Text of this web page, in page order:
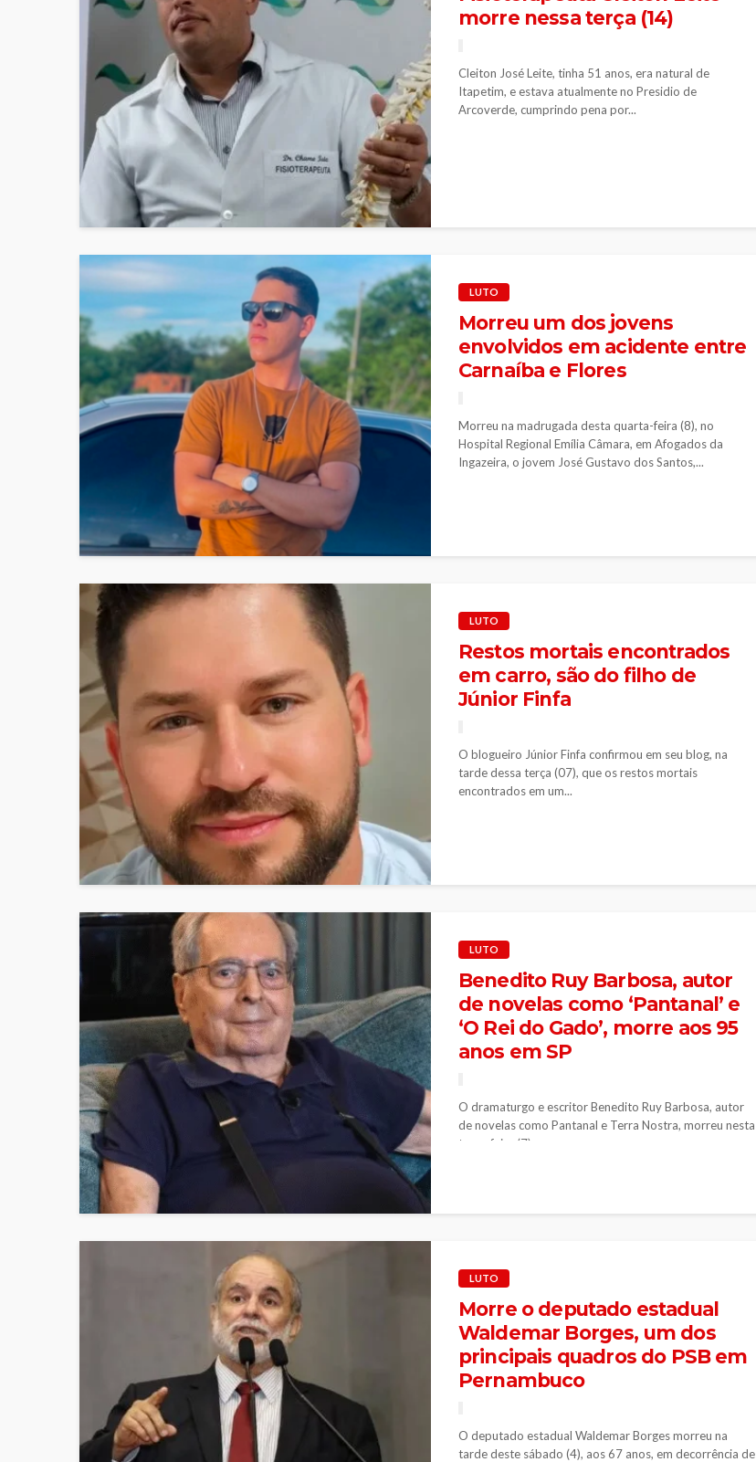
morre nessa terça (14)
Cleiton José Leite, tinha 51 anos, era natural de
Itapetim, e estava atualmente no Presidio de
Arcoverde, cumprindo pena por...
LUTO
Morreu um dos jovens
envolvidos em acidente entre
Carnaíba e Flores
Morreu na madrugada desta quarta-feira (8), no
Hospital Regional Emília Câmara, em Afogados da
Ingazeira, o jovem José Gustavo dos Santos,...
LUTO
Restos mortais encontrados
em carro, são do filho de
Júnior Finfa
O blogueiro Júnior Finfa confirmou em seu blog, na
tarde dessa terça (07), que os restos mortais
encontrados em um...
LUTO
Benedito Ruy Barbosa, autor
de novelas como ‘Pantanal’ e
‘O Rei do Gado’, morre aos 95
anos em SP
O dramaturgo e escritor Benedito Ruy Barbosa, autor
de novelas como Pantanal e Terra Nostra, morreu nesta
terça-feira (7) na...
LUTO
Morre o deputado estadual
Waldemar Borges, um dos
principais quadros do PSB em
Pernambuco
O deputado estadual Waldemar Borges morreu na
tarde deste sábado (4), aos 67 anos, em decorrência de